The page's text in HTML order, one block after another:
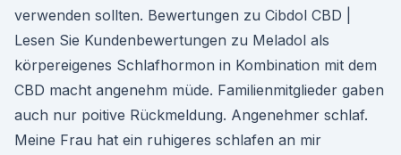
verwenden sollten. Bewertungen zu Cibdol CBD |
Lesen Sie Kundenbewertungen zu Meladol als
körpereigenes Schlafhormon in Kombination mit dem
CBD macht angenehm müde. Familienmitglieder gaben
auch nur poitive Rückmeldung. Angenehmer schlaf.
Meine Frau hat ein ruhigeres schlafen an mir